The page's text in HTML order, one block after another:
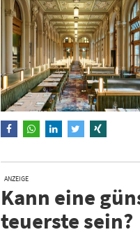
ANZEIGE
Kann eine
teuerste sein?